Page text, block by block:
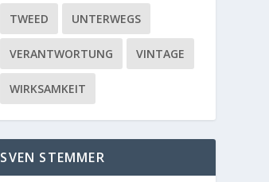
TWEED UNTERWEGS
VERANTWORTUNG VINTAGE
WIRKSAMKEIT
SVEN STEMMER